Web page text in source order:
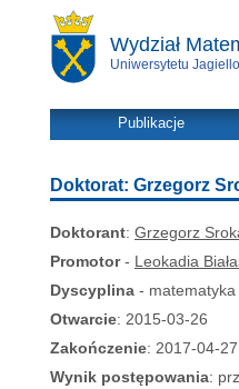
Wydział
Uniwersytetu
Publikacje
Doktorat: Grzegorz
Doktorant: Grzegorz
Promotor- Leokadia
Dyscyplina - matematyka
Otwarcie: 2015-03-26
Zakończenie: 2017-04-27
Wynik postępowania: